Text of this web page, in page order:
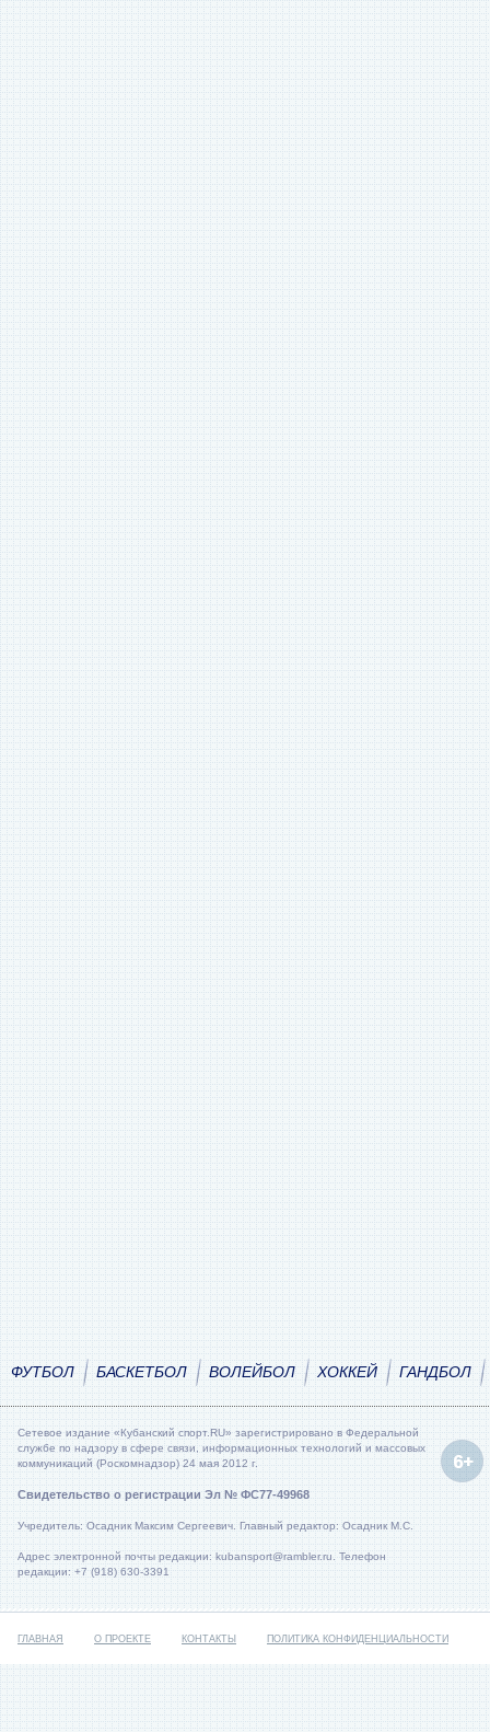
ФУТБОЛ БАСКЕТБОЛ ВОЛЕЙБОЛ ХОККЕЙ ГАНДБОЛ
Сетевое издание «Кубанский спорт.RU» зарегистрировано в Федеральной
службе по надзору в сфере связи, информационных технологий и массовых
коммуникаций (Роскомнадзор) 24 мая 2012 г.
Свидетельство о регистрации Эл № ФС77-49968
Учредитель: Осадник Максим Сергеевич. Главный редактор: Осадник М.С.
Адрес электронной почты редакции: kubansport@rambler.ru. Телефон
редакции: +7 (918) 630-3391
ГЛАВНАЯ О ПРОЕКТЕ КОНТАКТЫ ПОЛИТИКА КОНФИДЕНЦИАЛЬНОСТИ